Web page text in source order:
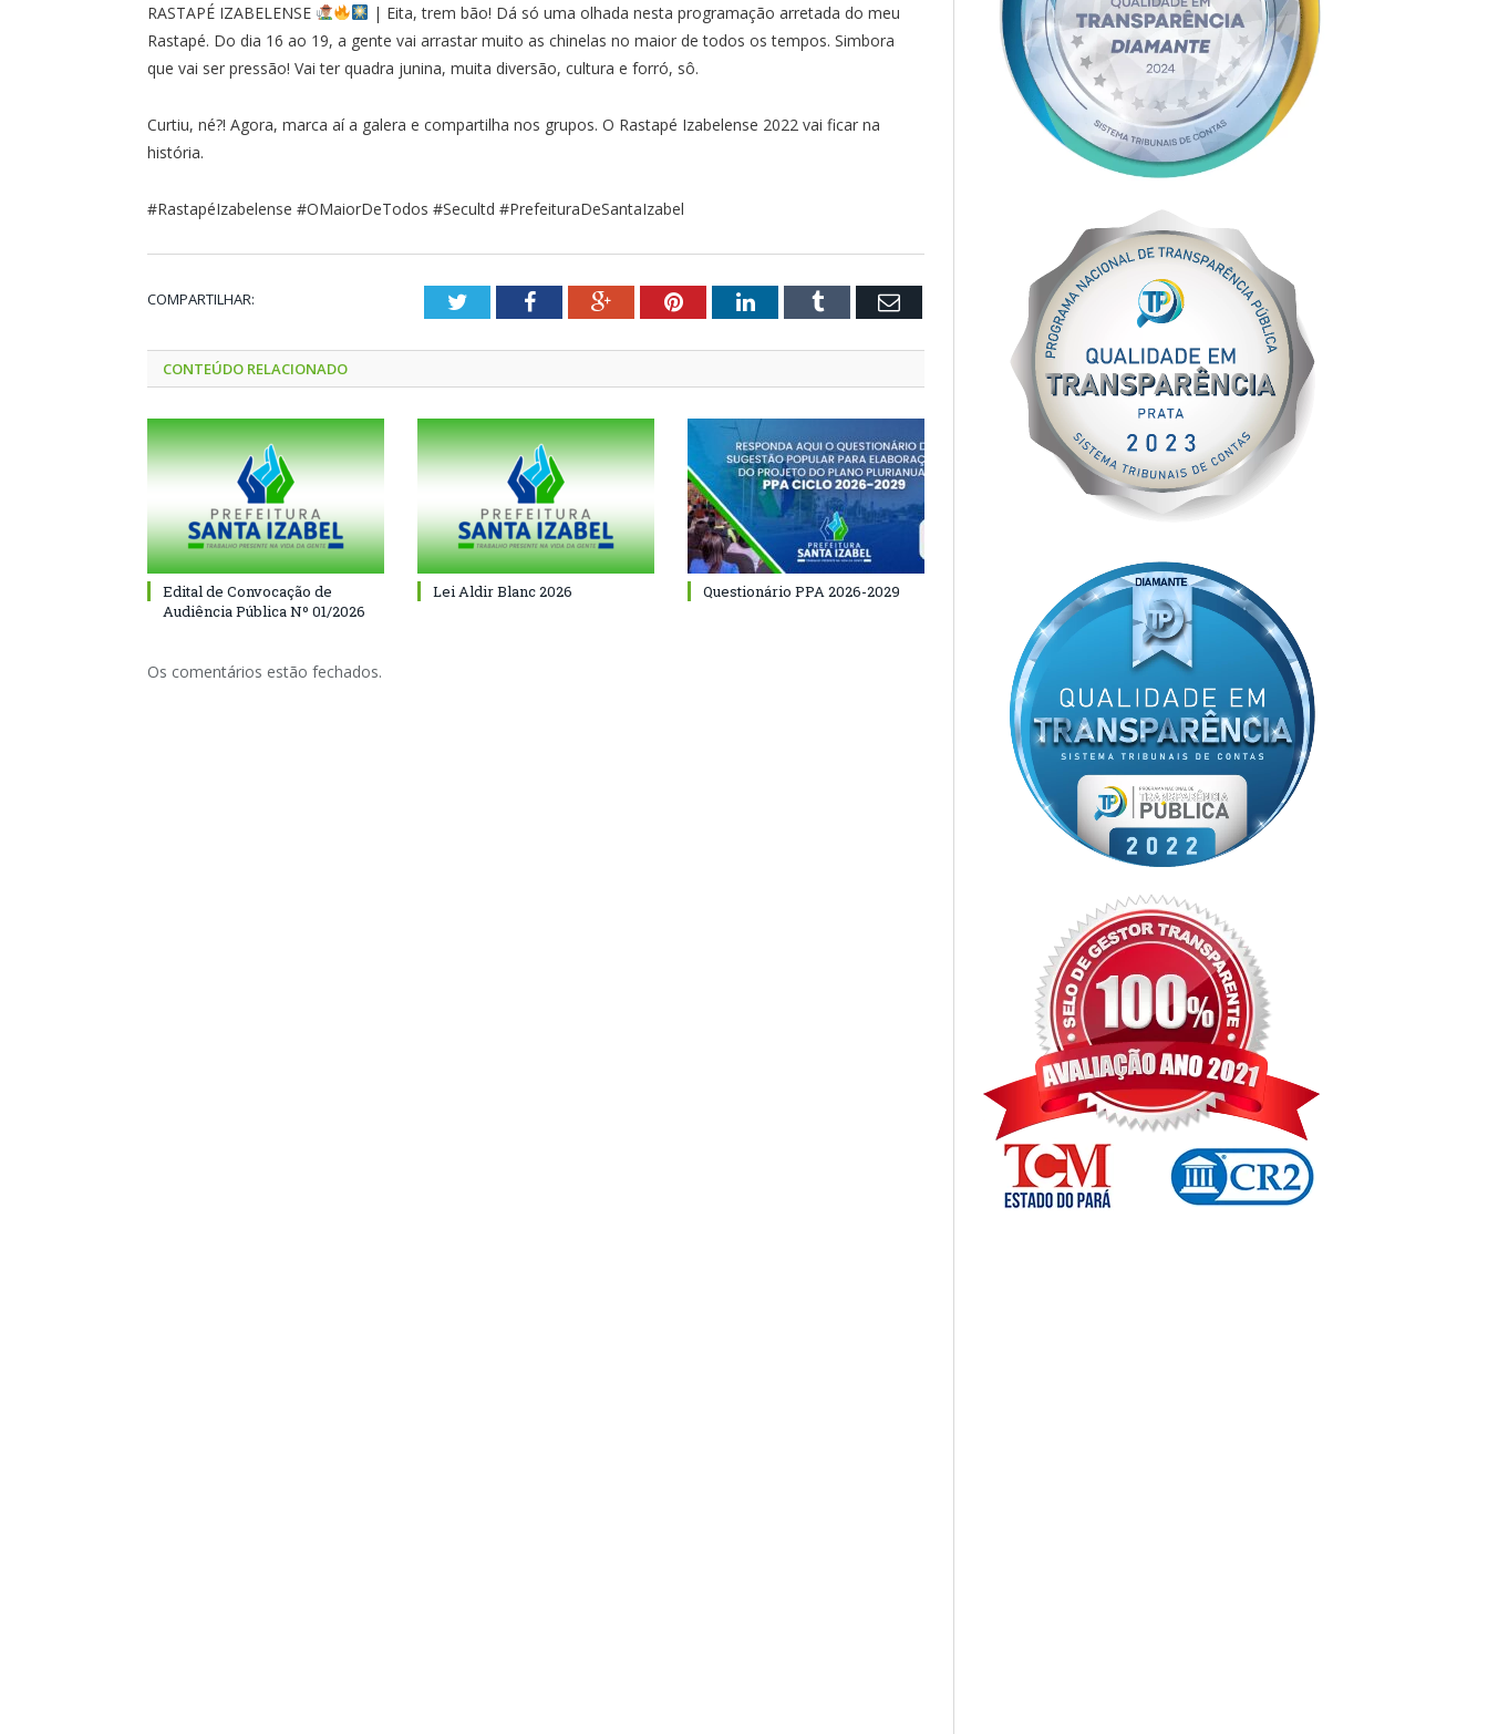
RASTAPÉ IZABELENSE
| Eita, trem bão! Dá só uma olhada nesta programação arretada do meu
Rastapé. Do dia 16 ao 19, a gente vai arrastar muito as chinelas no maior de todos os tempos. Simbora
que vai ser pressão! Vai ter quadra junina, muita diversão, cultura e forró, sô.
Curtiu, né?! Agora, marca aí a galera e compartilha nos grupos. O Rastapé Izabelense 2022 vai ficar na
história.
#RastapéIzabelense #OMaiorDeTodos #Secultd #PrefeituraDeSantaIzabel
COMPARTILHAR: TwitterFacebookGoogle+PinterestLinkedInTumblr Email
CONTEÚDO RELACIONADO
Edital de Convocação de
Audiência Pública Nº 01/2026
Lei Aldir Blanc 2026 Questionário PPA 2026-2029
Os comentários estão fechados.